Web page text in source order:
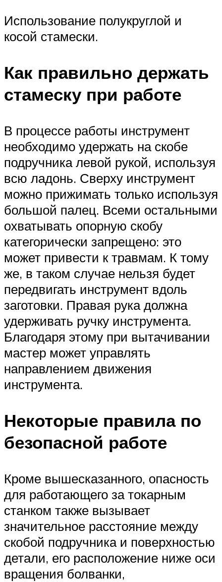
Использование полукруглой и
косой стамески.
Как правильно держать
стамеску при работе
В процессе работы инструмент
необходимо удержать на скобе
подручника левой рукой, используя
всю ладонь. Сверху инструмент
можно прижимать только используя
большой палец. Всеми остальными
охватывать опорную скобу
категорически запрещено: это
может привести к травмам. К тому
же, в таком случае нельзя будет
передвигать инструмент вдоль
заготовки. Правая рука должна
удерживать ручку инструмента.
Благодаря этому при вытачивании
мастер может управлять
направлением движения
инструмента.
Некоторые правила по
безопасной работе
Кроме вышесказанного, опасность
для работающего за токарным
станком также вызывает
значительное расстояние между
скобой подручника и поверхностью
детали, его расположение ниже оси
вращения болванки,